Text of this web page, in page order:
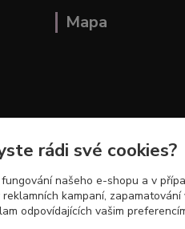
Mapa
rádi své cookies?
našeho e-shopu a v
kampaní,
odpovídajících vašim